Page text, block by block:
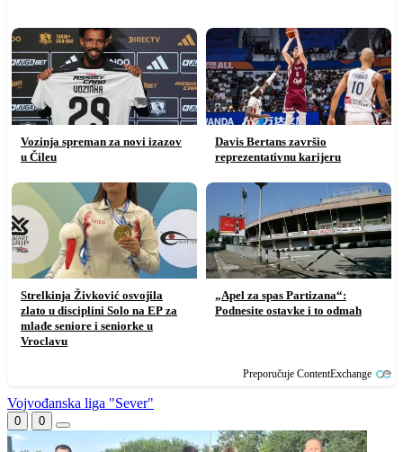
Vozinja spreman za novi izazov
u Čileu
Davis Bertans završio
reprezentativnu karijeru
Strelkinja Živković osvojila
zlato u disciplini Solo na EP za
mlađe seniore i seniorke u
Vroclavu
„Apel za spas Partizana“:
Podnesite ostavke i to odmah
Preporučuje ContentExchange
Vojvođanska liga "Sever"
0 0